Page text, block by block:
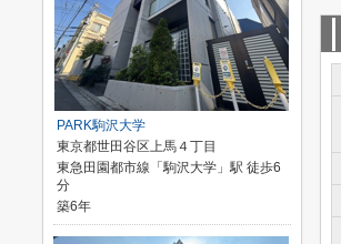
PARK駒沢大学
東京都世田谷区上馬４丁目
東急田園都市線「駒沢大学」駅 徒歩6
分
築6年